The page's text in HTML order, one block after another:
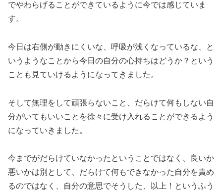
でやわらげることができているように今では感じていま
す。
今日は右側が動きにくいな、呼吸が浅くなっているな、と
いうようなことから今日の自分の心持ちはどうか？という
ことも見ていけるようになってきました。
そして無理をして頑張らないこと、だらけて何もしない自
分がいてもいいことを徐々に受け入れることができるよう
になっていきました。
今までがだらけていなかったということではなく、良いか
悪いかは別として、だらけて何もできなかった自分を責め
るのではなく、自分の意思でそうした、以上！というふう